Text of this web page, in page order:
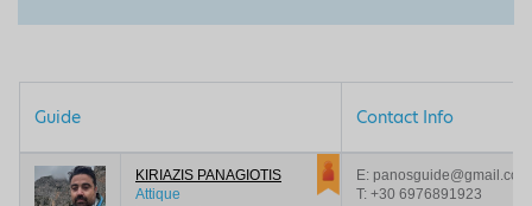
Guide Contact Info
KIRIAZIS PANAGIOTIS
Attique
E: panosguide@gmail.com
T: +30 6976891923